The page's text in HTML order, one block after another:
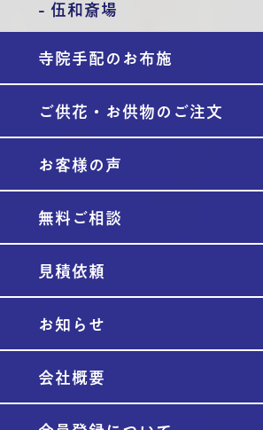
- 伍和斎場
寺院手配のお布施
ご供花・お供物のご注文
お客様の声
無料ご相談
見積依頼
お知らせ
会社概要